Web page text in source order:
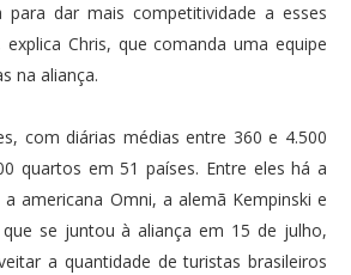
para dar mais competitividade a esses
Chris, que comanda uma equipe
na aliança.
com diárias médias entre 360 e 4.500
quartos em 51 países. Entre eles há a
americana Omni, a alemã Kempinski e
se juntou à aliança em 15 de julho,
a quantidade de turistas brasileiros